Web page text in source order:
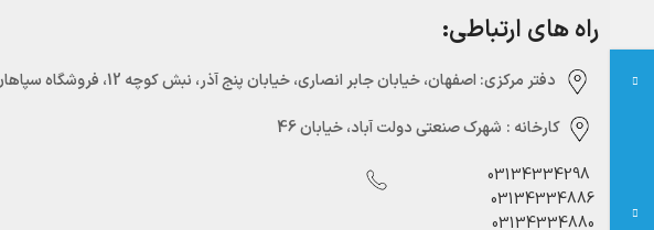
راه های ارتباطی:
دفتر مرکزی:‌ اصفهان، خیابان جابر انصاری، خیابان پنج آذر، نبش کوچه 12، فروشگاه سپاهان سرما
کارخانه : شهرک صنعتی دولت آباد، خیابان 46
03134334298
03134334886
03134334880